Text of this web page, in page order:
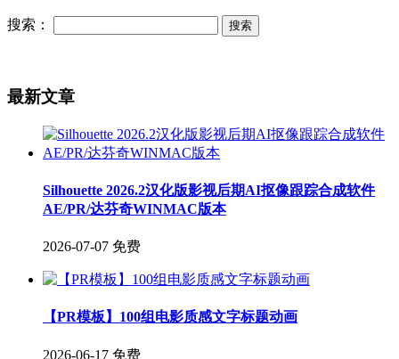
搜索：
最新文章
Silhouette 2026.2汉化版影视后期AI抠像跟踪合成软件
AE/PR/达芬奇WINMAC版本
2026-07-07 免费
【PR模板】100组电影质感文字标题动画
2026-06-17 免费